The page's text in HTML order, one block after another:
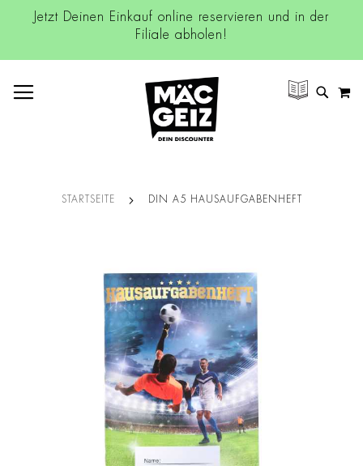
Jetzt Deinen Einkauf online reservieren und in der
Filiale abholen!
SUCHE
STARTSEITE DIN A5 HAUSAUFGABENHEFT